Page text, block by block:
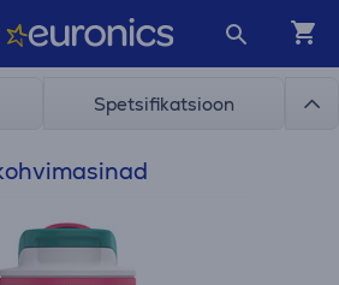
Spetsifikatsioon